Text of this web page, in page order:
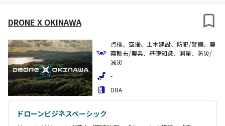
DRONE X OKINAWA
点検、空撮、土木建設、防犯/警備、農
薬散布/農業、基礎知識、測量、防災/
減災
-
DBA
ドローンビジネスベーシック